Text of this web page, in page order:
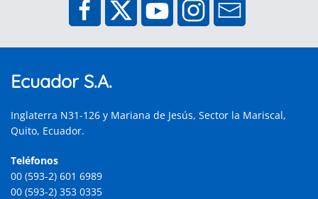
Ecuador S.A.
Inglaterra N31-126 y Mariana de Jesús, Sector la Mariscal,
Quito, Ecuador.
Teléfonos
00 (593-2) 601 6989
00 (593-2) 353 0335